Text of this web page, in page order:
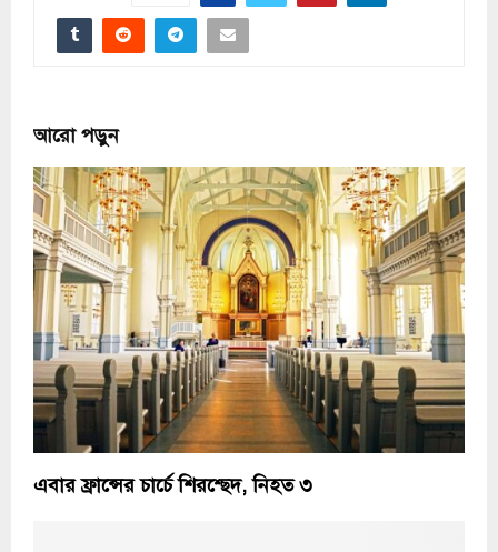
আরো পড়ুন
এবার ফ্রান্সের চার্চে শিরশ্ছেদ, নিহত ৩